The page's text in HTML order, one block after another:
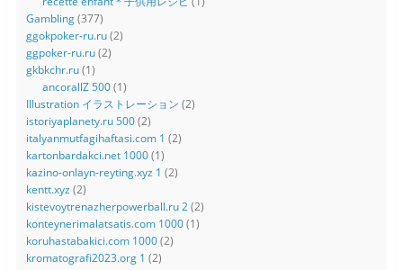
Gambling(377)
ggokpoker-ru.ru(2)
ggpoker-ru.ru(2)
gkbkchr.ru(1)
ancorallZ 500(1)
Illustration イラストレーション (2)
istoriyaplanety.ru 500(2)
italyanmutfagihaftasi.com 1 (2)
kartonbardakci.net 1000(1)
kazino-onlayn-reyting.xyz 1 (2)
kentt.xyz (2)
kistevoytrenazherpowerball.ru 2(2)
konteynerimalatsatis.com 1000(1)
koruhastabakici.com 1000(2)
kromatografi2023.org 1 (2)